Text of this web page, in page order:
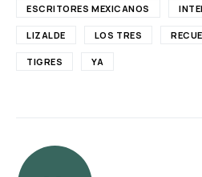
ESCRITORES MEXICANOS
LIZALDE LOS TRES
TIGRES YA